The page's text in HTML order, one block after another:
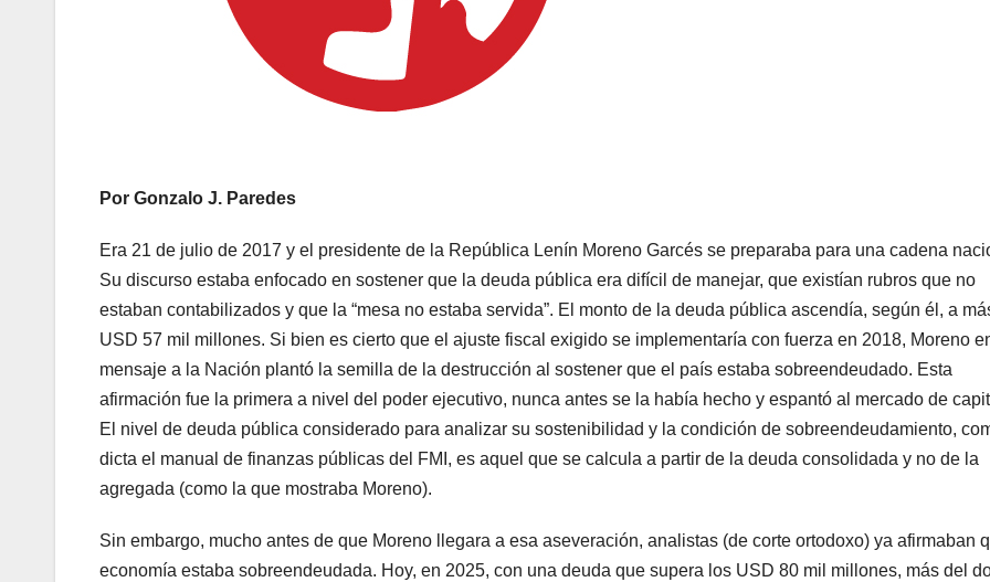
Por Gonzalo J. Paredes
Era 21 de julio de 2017 y el presidente de la República Lenín Moreno Garcés se preparaba para una cadena
Su discurso estaba enfocado en sostener que la deuda pública era difícil de manejar, que existían rubros que no
estaban contabilizados y que la “mesa no estaba servida”. El monto de la deuda pública ascendía, según él, a
USD 57 mil millones. Si bien es cierto que el ajuste fiscal exigido se implementaría con fuerza en 2018, Moreno
mensaje a la Nación plantó la semilla de la destrucción al sostener que el país estaba sobreendeudado. Esta
afirmación fue la primera a nivel del poder ejecutivo, nunca antes se la había hecho y espantó al mercado de
El nivel de deuda pública considerado para analizar su sostenibilidad y la condición de sobreendeudamiento,
dicta el manual de finanzas públicas del FMI, es aquel que se calcula a partir de la deuda consolidada y no de la
agregada (como la que mostraba Moreno).
Sin embargo, mucho antes de que Moreno llegara a esa aseveración, analistas (de corte ortodoxo) ya afirmaban
economía estaba sobreendeudada. Hoy, en 2025, con una deuda que supera los USD 80 mil millones, más del